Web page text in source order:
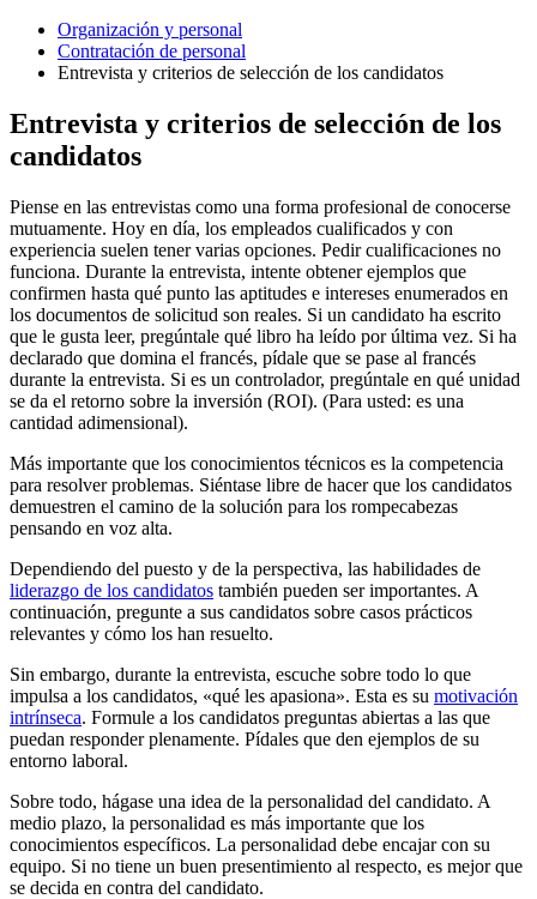
Organización y personal
Contratación de personal
Entrevista y criterios de selección de los candidatos
Entrevista y criterios de selección de los
candidatos
Piense en las entrevistas como una forma profesional de conocerse
mutuamente. Hoy en día, los empleados cualificados y con
experiencia suelen tener varias opciones. Pedir cualificaciones no
funciona. Durante la entrevista, intente obtener ejemplos que
confirmen hasta qué punto las aptitudes e intereses enumerados en
los documentos de solicitud son reales. Si un candidato ha escrito
que le gusta leer, pregúntale qué libro ha leído por última vez. Si ha
declarado que domina el francés, pídale que se pase al francés
durante la entrevista. Si es un controlador, pregúntale en qué unidad
se da el retorno sobre la inversión (ROI). (Para usted: es una
cantidad adimensional).
Más importante que los conocimientos técnicos es la competencia
para resolver problemas. Siéntase libre de hacer que los candidatos
demuestren el camino de la solución para los rompecabezas
pensando en voz alta.
Dependiendo del puesto y de la perspectiva, las habilidades de
liderazgo de los candidatos también pueden ser importantes. A
continuación, pregunte a sus candidatos sobre casos prácticos
relevantes y cómo los han resuelto.
Sin embargo, durante la entrevista, escuche sobre todo lo que
impulsa a los candidatos, «qué les apasiona». Esta es su motivación
intrínseca. Formule a los candidatos preguntas abiertas a las que
puedan responder plenamente. Pídales que den ejemplos de su
entorno laboral.
Sobre todo, hágase una idea de la personalidad del candidato. A
medio plazo, la personalidad es más importante que los
conocimientos específicos. La personalidad debe encajar con su
equipo. Si no tiene un buen presentimiento al respecto, es mejor que
se decida en contra del candidato.